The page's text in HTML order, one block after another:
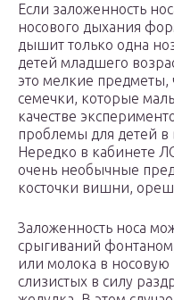
Если заложенность
носового дыхания
дышит только одна
детей младшего
это мелкие предметы,
семечки, которые
качестве
проблемы для детей в
Нередко в кабинете
очень необычные
косточки вишни,
Заложенность носа
срыгиваний
или молока в носовую
слизистых в силу